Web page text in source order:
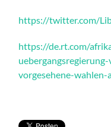
https://twitter.com/
https://de.rt.com/
vorgesehene-wahlen-